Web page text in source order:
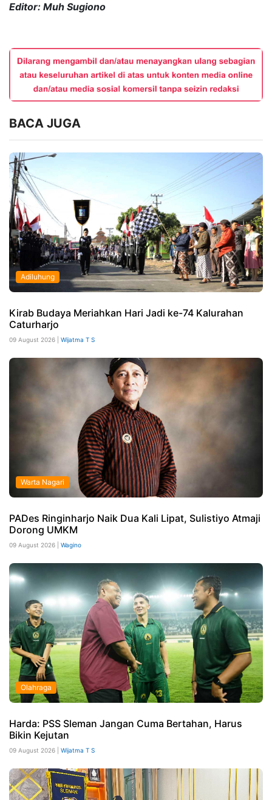
Editor: Muh Sugiono
BACA JUGA
Adiluhung
Kirab Budaya Meriahkan Hari Jadi ke-74 Kalurahan
Caturharjo
09 August 2026 | Wijatma T S
Warta Nagari
PADes Ringinharjo Naik Dua Kali Lipat, Sulistiyo Atmaji
Dorong UMKM
09 August 2026 | Wagino
Olahraga
Harda: PSS Sleman Jangan Cuma Bertahan, Harus
Bikin Kejutan
09 August 2026 | Wijatma T S